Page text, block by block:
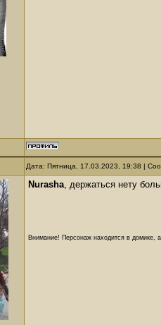
Дата: Пятница, 17.03.2023, 19:38 |
Nurаsha, держаться нету
Внимание! Персонаж находится в домике,